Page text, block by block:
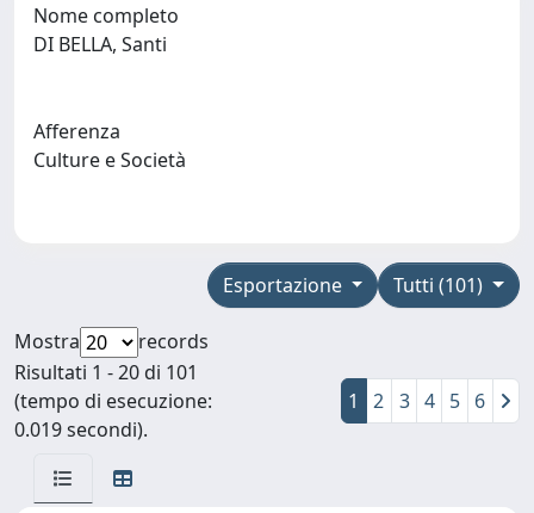
Nome completo
DI BELLA, Santi
Afferenza
Culture e Società
Tutti (101)
Esportazione
Mostra
records
Risultati 1 - 20 di 101
(tempo di esecuzione:
0.019 secondi).
1 2 3 4 5 6